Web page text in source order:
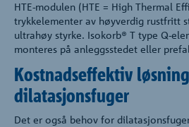
HTE-modulen (HTE = High Thermal
trykkelementer av høyverdig rustfritt
ultrahøy styrke. Isokorb® T type Q-
monteres på anleggsstedet eller
Kostnadseffektiv
dilatasjonsfuger
Det er også behov for